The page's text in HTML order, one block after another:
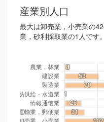
産業別人口
最大は卸売業，小売業の
業，砂利採取業の1人です。